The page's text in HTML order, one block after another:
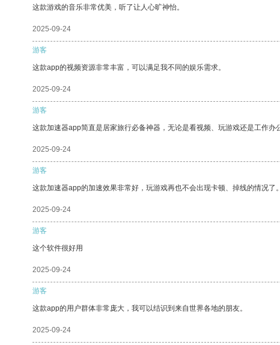
这款游戏的音乐非常优美，听了让人心旷神怡。
2025-09-24
游客
这款app的视频资源非常丰富，可以满足我不同的娱乐需求。
2025-09-24
游客
这款加速器app简直是居家旅行必备神器，无论是看视频、玩游戏还是工作
2025-09-24
游客
这款加速器app的加速效果非常好，玩游戏再也不会出现卡顿、掉线的情况
2025-09-24
游客
这个软件很好用
2025-09-24
游客
这款app的用户群体非常庞大，我可以结识到来自世界各地的朋友。
2025-09-24